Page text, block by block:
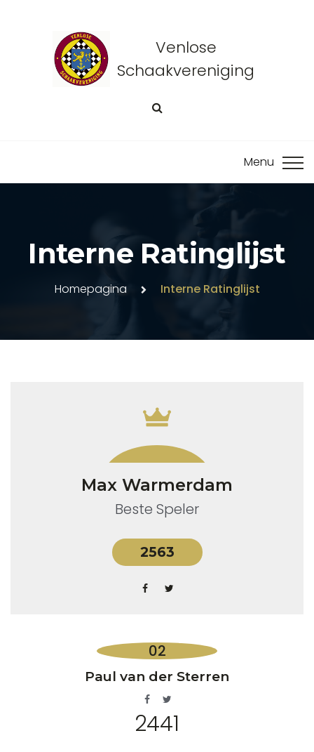
Venlose
Schaakvereniging
Interne Ratinglijst
Homepagina Interne Ratinglijst
Paul van der Sterren
2441
Max Warmerdam
Beste Speler
2563